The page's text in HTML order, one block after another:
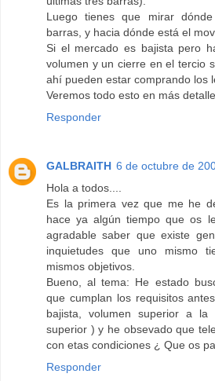
Luego tienes que mirar
barras, y hacia dónde está el
Si el mercado es bajista pero
volumen y un cierre en el tercio
ahí pueden estar comprando los
Veremos todo esto en más
Responder
GALBRAITH 6 de octubre de
Hola a todos....
Es la primera vez que me he
hace ya algún tiempo que os
agradable saber que existe
inquietudes que uno mismo
mismos objetivos.
Bueno, al tema: He estado
que cumplan los requisitos
bajista, volumen superior a
superior ) y he obsevado que
con etas condiciones ¿ Que os
Responder